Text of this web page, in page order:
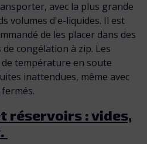
avec la plus grande
volumes d'e-liquides. Il est
de les placer dans des
de congélation à zip. Les
température en soute
inattendues, même avec
réservoirs : vides,